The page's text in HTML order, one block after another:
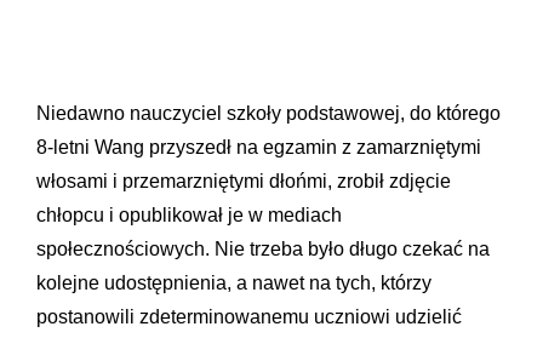
Niedawno nauczyciel szkoły podstawowej, do którego
8-letni Wang przyszedł na egzamin z zamarzniętymi
włosami i przemarzniętymi dłońmi, zrobił zdjęcie
chłopcu i opublikował je w mediach
społecznościowych. Nie trzeba było długo czekać na
kolejne udostępnienia, a nawet na tych, którzy
postanowili zdeterminowanemu uczniowi udzielić